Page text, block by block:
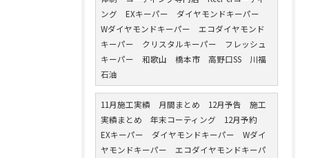
ング EXキーパー ダイヤモンドキーパー
Wダイヤモンドキーパー エコダイヤモンド
キーパー クリスタルキーパー フレッシュ
キーパー 和歌山 橋本市 高野口SS 川福
石油
11月施工実績 月間まとめ 12月予告 施工
実績まとめ 年末コーティング 12月予約
EXキーパー ダイヤモンドキーパー Wダイ
ヤモンドキーパー エコダイヤモンドキーパ